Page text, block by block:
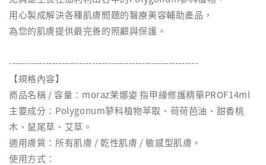
用心製成解決各種肌膚問題的醫療美容輔助產品，
為您的肌膚提供最完善的照顧與保護。
---------------------------------------------------------
【規格內容】
商品名稱 / 容量：moraz茉娜姿 指甲緣修護精華PROF14ml
主要成分：Polygonum蓼科植物萃取、荷荷芭油、甜香桃
木、鼠尾草、艾草。
適用膚質：所有肌膚 / 乾性肌膚 / 敏感型肌膚。
使用方式：